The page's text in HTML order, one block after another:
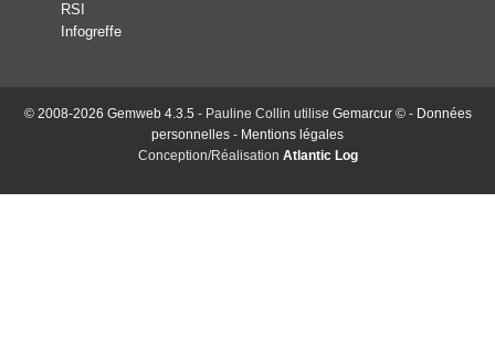
RSI
Infogreffe
© 2008-2026 Gemweb 4.3.5 - Pauline Collin utilise Gemarcur ©- Données
personnelles - Mentions légales
Conception/Réalisation Atlantic Log